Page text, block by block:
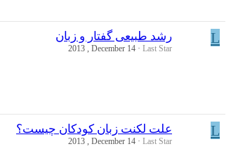
L رشد طبیعی گفتار و زبان
Last Star
2013 , December 14
L علت لكنت زبان كودكان چیست؟
Last Star
2013 , December 14